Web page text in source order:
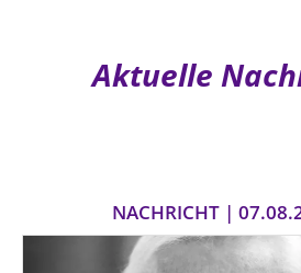
Aktuelle
NACHRICHT |